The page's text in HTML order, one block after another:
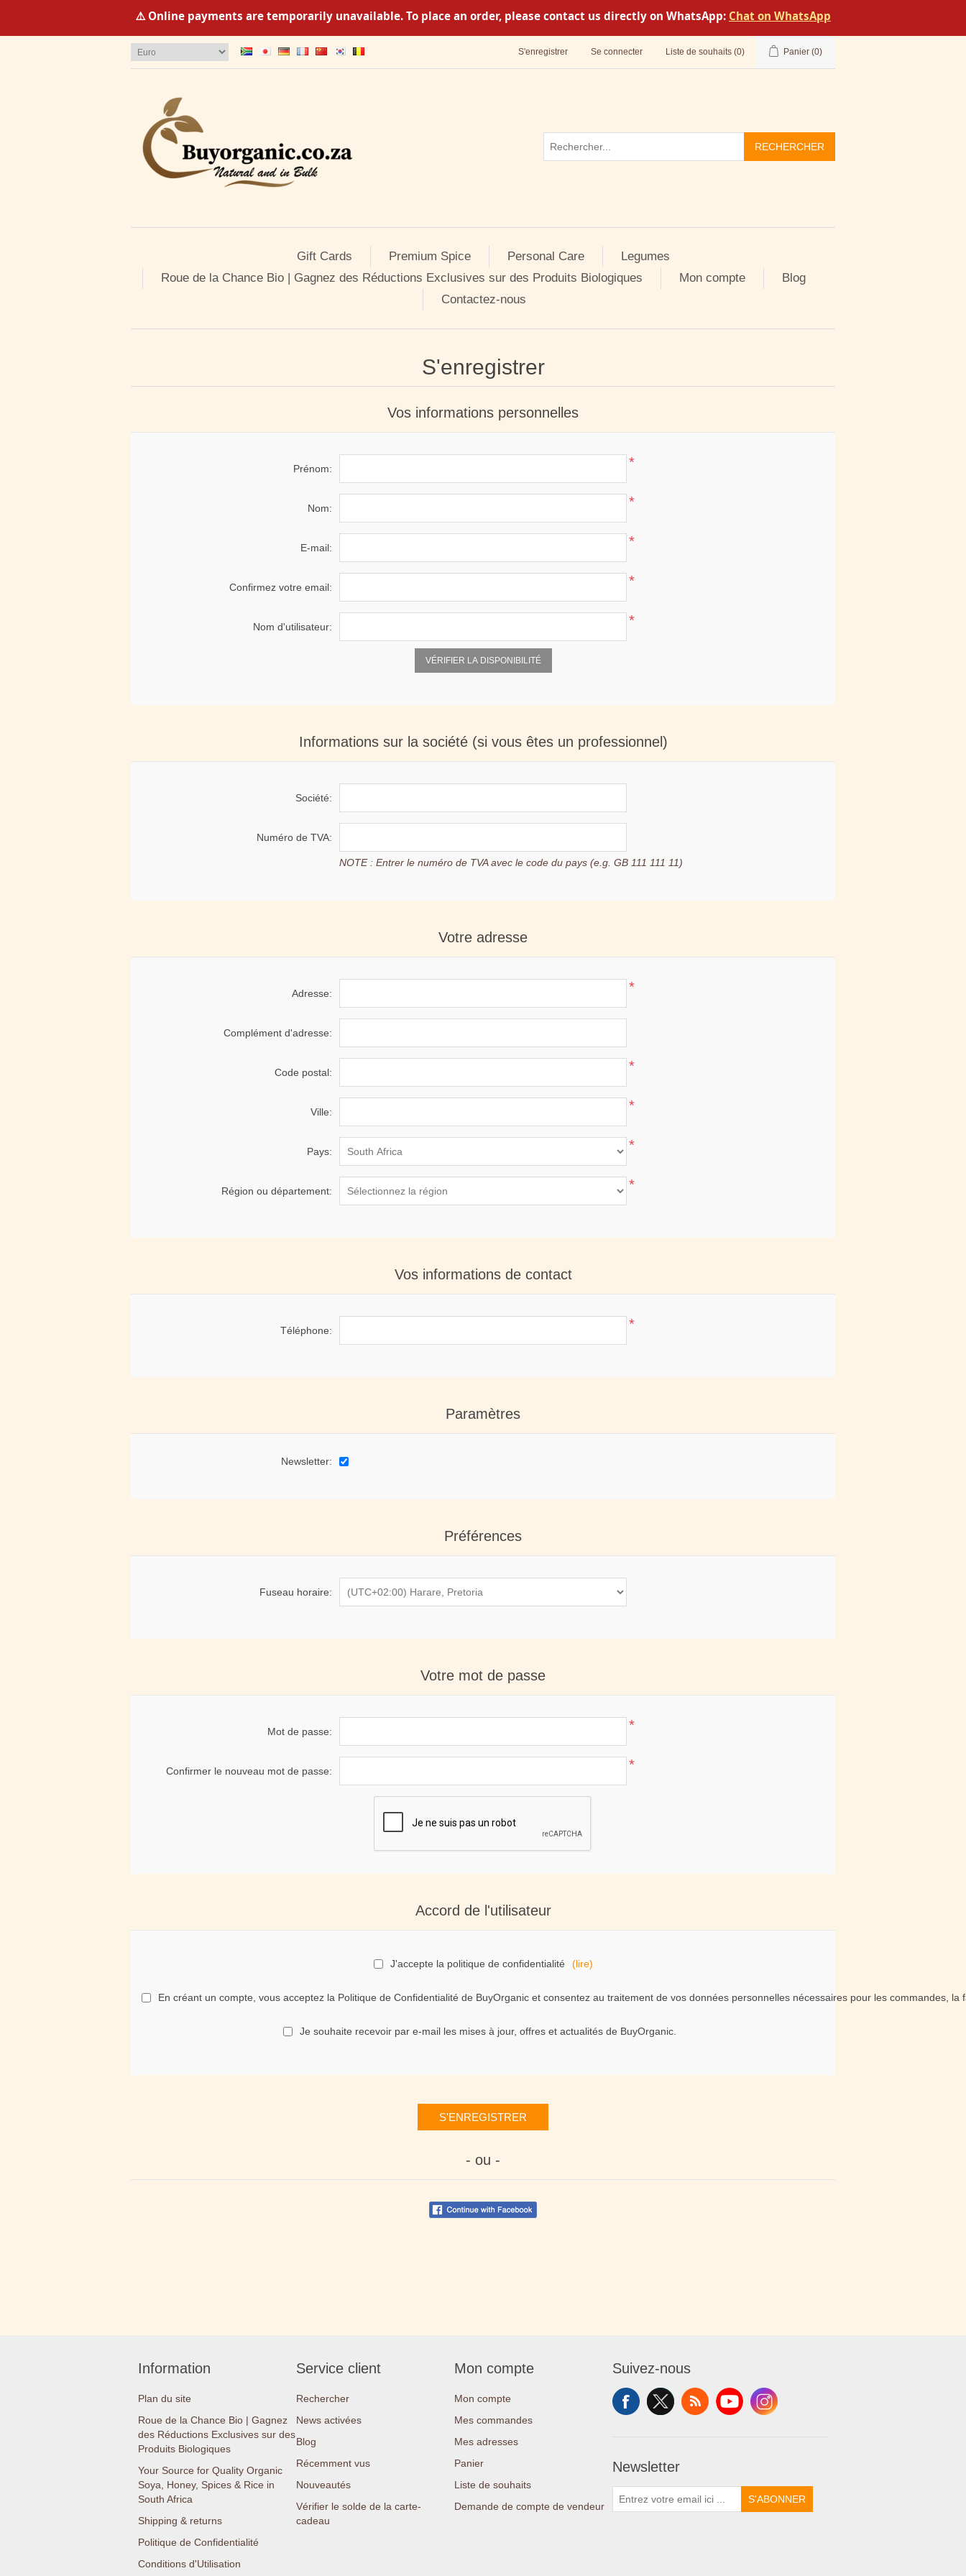
⚠️ Online payments are temporarily unavailable. To place an order, please contact us directly on WhatsApp: Chat on WhatsApp
S'enregistrer Se connecter Liste de souhaits (0) Panier (0)
RECHERCHER
Gift Cards Premium Spice Personal Care
Legumes
Roue de la Chance Bio | Gagnez des Réductions Exclusives sur des Produits Biologiques
Mon compte
Blog
Contactez-nous
S'enregistrer
Vos informations personnelles
Prénom: *
Nom: *
E-mail: *
Confirmez votre email: *
Nom d'utilisateur: *
VÉRIFIER LA DISPONIBILITÉ
Informations sur la société (si vous êtes un professionnel)
Société:
Numéro de TVA:
NOTE : Entrer le numéro de TVA avec le code du pays (e.g. GB 111 111 11)
Votre adresse
Adresse: *
Complément d'adresse:
Code postal: *
Ville: *
Pays: *
Région ou département: *
Vos informations de contact
Téléphone: *
Paramètres
Newsletter:
Préférences
Fuseau horaire:
Votre mot de passe
Mot de passe: *
Confirmer le nouveau mot de passe: *
Accord de l'utilisateur
J'accepte la politique de confidentialité (lire)
En créant un compte, vous acceptez la Politique de Confidentialité de BuyOrganic et consentez au traitement de vos données personnelles nécessaires pour les commandes,
Je souhaite recevoir par e-mail les mises à jour, offres et actualités de BuyOrganic.
S'ENREGISTRER
- ou -
Information
Plan du site
Roue de la Chance Bio | Gagnez
des Réductions Exclusives sur des
Produits Biologiques
Your Source for Quality Organic
Soya, Honey, Spices & Rice in
South Africa
Shipping & returns
Politique de Confidentialité
Conditions d'Utilisation
Service client
Rechercher
News activées
Blog
Récemment vus
Nouveautés
Vérifier le solde de la carte-
cadeau
Mon compte
Mon compte
Mes commandes
Mes adresses
Panier
Liste de souhaits
Demande de compte de vendeur
Suivez-nous
Newsletter
S'ABONNER